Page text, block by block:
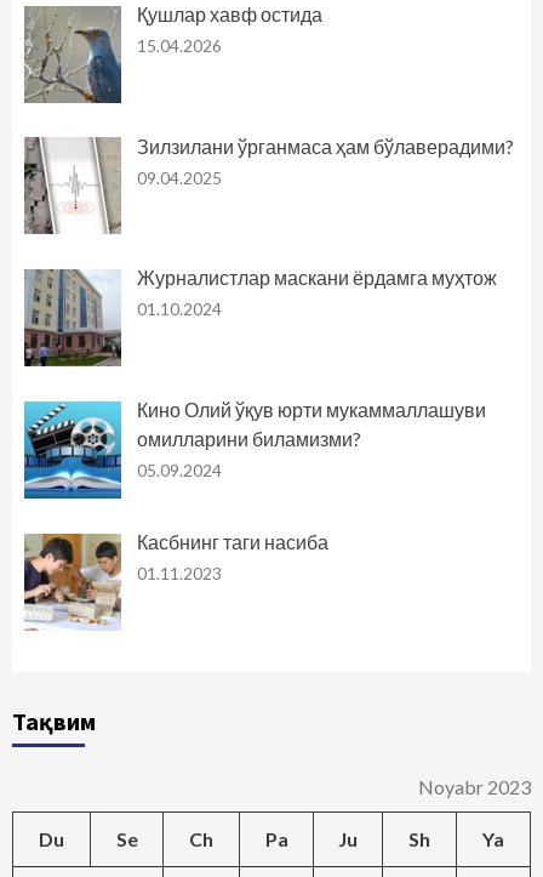
Қушлар хавф остида
15.04.2026
Зилзилани ўрганмаса ҳам бўлаверадими?
09.04.2025
Журналистлар маскани ёрдамга муҳтож
01.10.2024
Кино Олий ўқув юрти мукаммаллашуви
омилларини биламизми?
05.09.2024
Касбнинг таги насиба
01.11.2023
Тақвим
Noyabr 2023
Du Se Ch Pa Ju Sh Ya